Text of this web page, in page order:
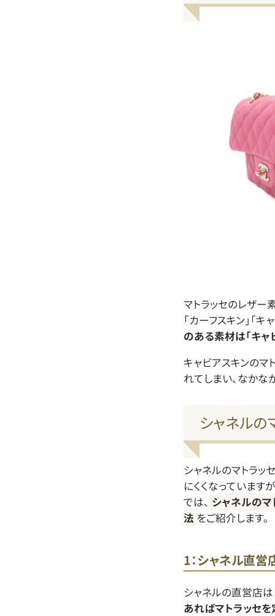
マトラッセのレザー
「カーフスキン」「
のある素材は「キャ
キャビアスキンのマ
れてしまい、なかな
シャネルの
シャネルのマトラ
にくくなっています
では、 シャネルの
法 をご紹介します。
1：シャネル直営
シャネルの直営店は
あればマトラッセを